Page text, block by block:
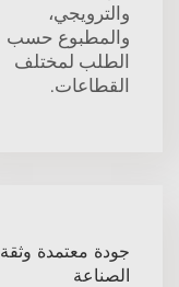
والترويجي،
والمطبوع حسب
الطلب لمختلف
القطاعات.
جودة معتمدة وثقة
الصناعة